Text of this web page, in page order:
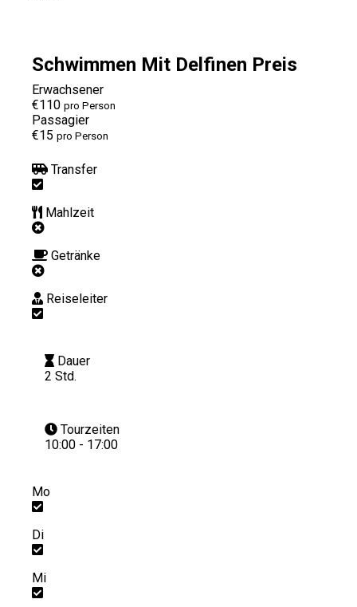
Schwimmen Mit Delfinen Preis
Erwachsener
€110 pro Person
Passagier
€15 pro Person
Transfer
Mahlzeit
Getränke
Reiseleiter
Dauer
2 Std.
Tourzeiten
10:00 - 17:00
Mo
Di
Mi